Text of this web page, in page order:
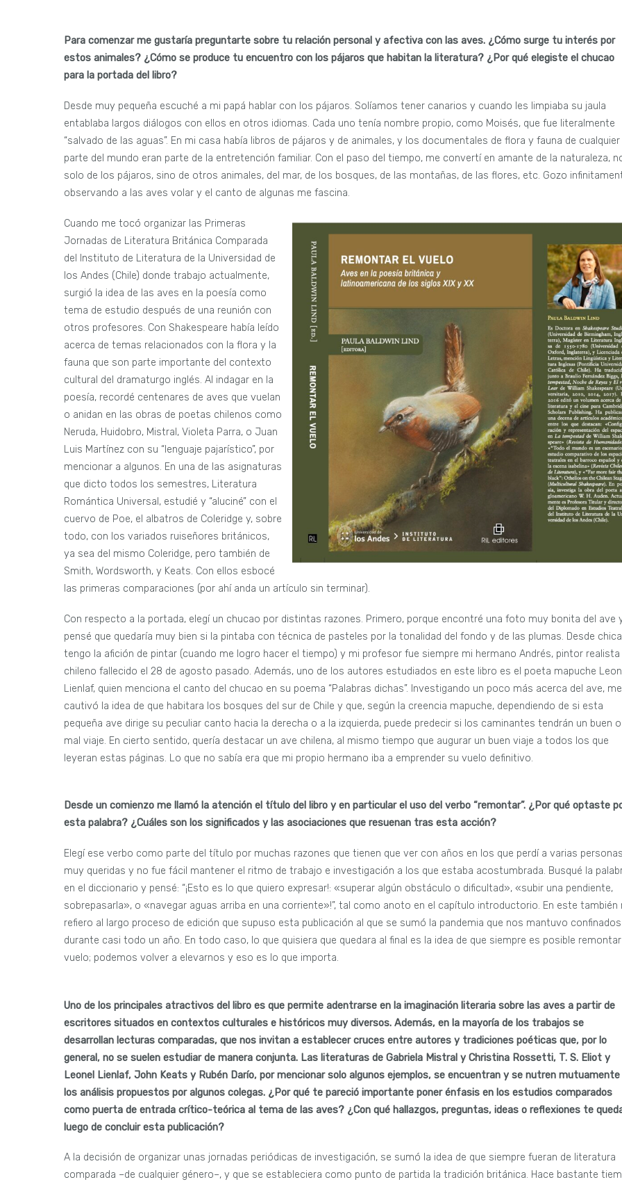
Para comenzar me gustaría preguntarte sobre tu relación personal y afectiva con las aves. ¿Cómo surge tu interés por
estos animales? ¿Cómo se produce tu encuentro con los pájaros que habitan la literatura? ¿Por qué elegiste el chucao
para la portada del libro?
Desde muy pequeña escuché a mi papá hablar con los pájaros. Solíamos tener canarios y cuando les limpiaba su jaula
entablaba largos diálogos con ellos en otros idiomas. Cada uno tenía nombre propio, como Moisés, que fue literalmente
“salvado de las aguas”. En mi casa había libros de pájaros y de animales, y los documentales de flora y fauna de cualquier
parte del mundo eran parte de la entretención familiar. Con el paso del tiempo, me convertí en amante de la naturaleza,
solo de los pájaros, sino de otros animales, del mar, de los bosques, de las montañas, de las flores, etc. Gozo
observando a las aves volar y el canto de algunas me fascina.
Cuando me tocó organizar las Primeras
Jornadas de Literatura Británica Comparada
del Instituto de Literatura de la Universidad de
los Andes (Chile) donde trabajo actualmente,
surgió la idea de las aves en la poesía como
tema de estudio después de una reunión con
otros profesores. Con Shakespeare había leído
acerca de temas relacionados con la flora y la
fauna que son parte importante del contexto
cultural del dramaturgo inglés. Al indagar en la
poesía, recordé centenares de aves que vuelan
o anidan en las obras de poetas chilenos como
Neruda, Huidobro, Mistral, Violeta Parra, o Juan
Luis Martínez con su “lenguaje pajarístico”, por
mencionar a algunos. En una de las asignaturas
que dicto todos los semestres, Literatura
Romántica Universal, estudié y “aluciné” con el
cuervo de Poe, el albatros de Coleridge y, sobre
todo, con los variados ruiseñores británicos,
ya sea del mismo Coleridge, pero también de
Smith, Wordsworth, y Keats. Con ellos esbocé
las primeras comparaciones (por ahí anda un artículo sin terminar).
Con respecto a la portada, elegí un chucao por distintas razones. Primero, porque encontré una foto muy bonita del ave
pensé que quedaría muy bien si la pintaba con técnica de pasteles por la tonalidad del fondo y de las plumas. Desde chica
tengo la afición de pintar (cuando me logro hacer el tiempo) y mi profesor fue siempre mi hermano Andrés, pintor realista
chileno fallecido el 28 de agosto pasado. Además, uno de los autores estudiados en este libro es el poeta mapuche
Lienlaf, quien menciona el canto del chucao en su poema “Palabras dichas”. Investigando un poco más acerca del ave, me
cautivó la idea de que habitara los bosques del sur de Chile y que, según la creencia mapuche, dependiendo de si esta
pequeña ave dirige su peculiar canto hacia la derecha o a la izquierda, puede predecir si los caminantes tendrán un buen o
mal viaje. En cierto sentido, quería destacar un ave chilena, al mismo tiempo que augurar un buen viaje a todos los que
leyeran estas páginas. Lo que no sabía era que mi propio hermano iba a emprender su vuelo definitivo.
Desde un comienzo me llamó la atención el título del libro y en particular el uso del verbo “remontar”. ¿Por qué optaste
esta palabra? ¿Cuáles son los significados y las asociaciones que resuenan tras esta acción?
Elegí ese verbo como parte del título por muchas razones que tienen que ver con años en los que perdí a varias personas
muy queridas y no fue fácil mantener el ritmo de trabajo e investigación a los que estaba acostumbrada. Busqué la
en el diccionario y pensé: “¡Esto es lo que quiero expresar!: «superar algún obstáculo o dificultad», «subir una pendiente,
sobrepasarla», o «navegar aguas arriba en una corriente»!”, tal como anoto en el capítulo introductorio. En este también
refiero al largo proceso de edición que supuso esta publicación al que se sumó la pandemia que nos mantuvo confinados
durante casi todo un año. En todo caso, lo que quisiera que quedara al final es la idea de que siempre es posible remontar
vuelo; podemos volver a elevarnos y eso es lo que importa.
Uno de los principales atractivos del libro es que permite adentrarse en la imaginación literaria sobre las aves a partir de
escritores situados en contextos culturales e históricos muy diversos. Además, en la mayoría de los trabajos se
desarrollan lecturas comparadas, que nos invitan a establecer cruces entre autores y tradiciones poéticas que, por lo
general, no se suelen estudiar de manera conjunta. Las literaturas de Gabriela Mistral y Christina Rossetti, T. S. Eliot y
Leonel Lienlaf, John Keats y Rubén Darío, por mencionar solo algunos ejemplos, se encuentran y se nutren mutuamente
los análisis propuestos por algunos colegas. ¿Por qué te pareció importante poner énfasis en los estudios comparados
como puerta de entrada crítico-teórica al tema de las aves? ¿Con qué hallazgos, preguntas, ideas o reflexiones te
luego de concluir esta publicación?
A la decisión de organizar unas jornadas periódicas de investigación, se sumó la idea de que siempre fueran de literatura
comparada –de cualquier género–, y que se estableciera como punto de partida la tradición británica. Hace bastante